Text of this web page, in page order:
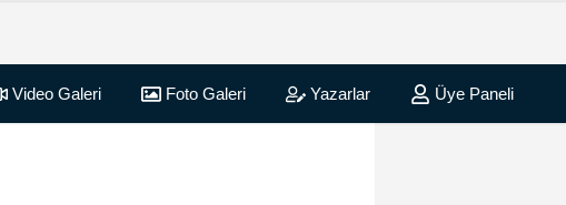
Video Galeri Foto Galeri Yazarlar Üye Paneli